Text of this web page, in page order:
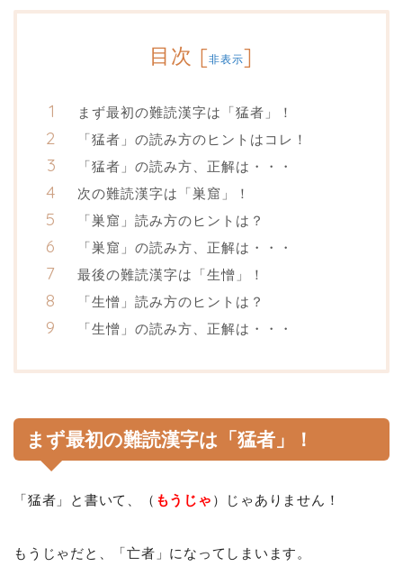
目次 [非表示]
まず最初の難読漢字は「猛者」！
「猛者」の読み方のヒントはコレ！
「猛者」の読み方、正解は・・・
次の難読漢字は「巣窟」！
「巣窟」読み方のヒントは？
「巣窟」の読み方、正解は・・・
最後の難読漢字は「生憎」！
「生憎」読み方のヒントは？
「生憎」の読み方、正解は・・・
まず最初の難読漢字は「猛者」！
「猛者」と書いて、（ もうじゃ ）じゃありません！
もうじゃだと、「亡者」になってしまいます。